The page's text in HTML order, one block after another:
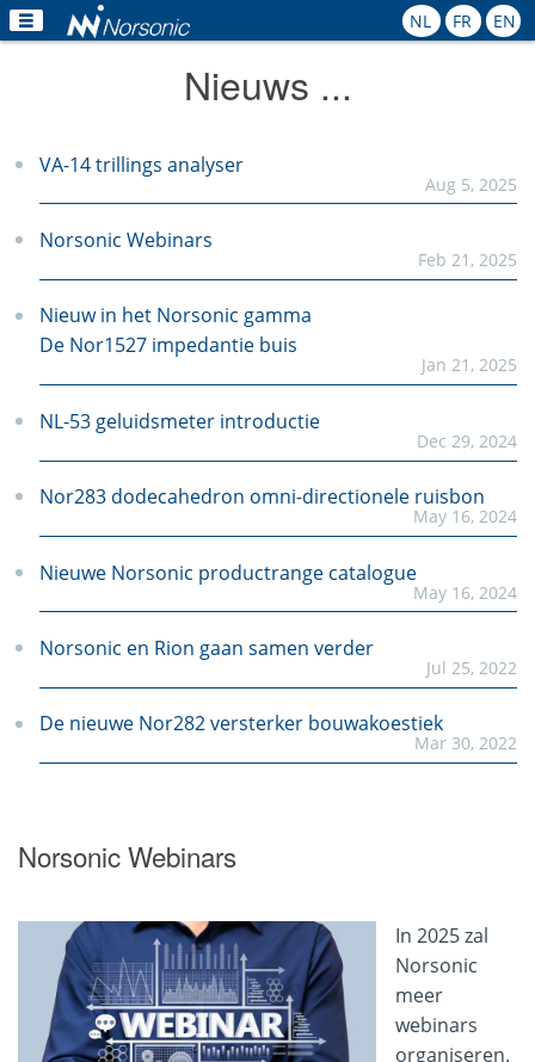
NL FR EN
Contact
Nieuws ...
VA-14 trillings analyser
Aug 5, 2025
Norsonic Webinars
Feb 21, 2025
Nieuw in het Norsonic gamma
De Nor1527 impedantie buis
Jan 21, 2025
NL-53 geluidsmeter introductie
Dec 29, 2024
Nor283 dodecahedron omni-directionele ruisbon
May 16, 2024
Nieuwe Norsonic productrange catalogue
May 16, 2024
Norsonic en Rion gaan samen verder
Jul 25, 2022
De nieuwe Nor282 versterker bouwakoestiek
Mar 30, 2022
Noise Compass geluidmonitoring met richting
De nieuwe Nor145 geluidsmeter
Feb 15, 2019
De Remote Instrument Monitor
Jan 25, 2019
Norsonic Webinars
In 2025 zal
Norsonic
meer
webinars
organiseren.